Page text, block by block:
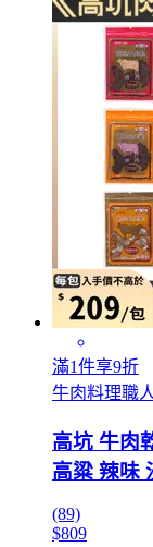
滿1件享9折
牛肉料理職
高坑 牛肉
高粱 辣味
(89)
$809